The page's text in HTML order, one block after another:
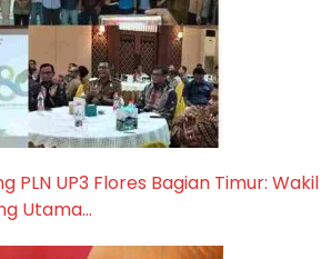
PLN UP3 Flores Bagian Timur:
Utama…